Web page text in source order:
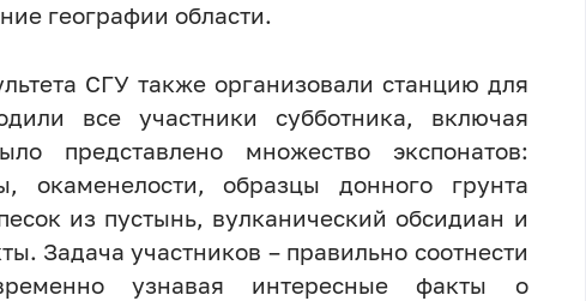
географии области.
СГУ также организовали станцию для
все участники субботника, включая
представлено множество экспонатов:
окаменелости, образцы донного грунта
из пустынь, вулканический обсидиан и
Задача участников – правильно соотнести
узнавая интересные факты о